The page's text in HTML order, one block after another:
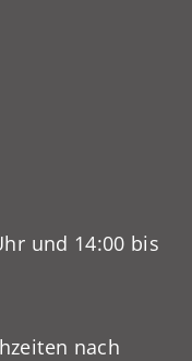
und 14:00 bis
nach